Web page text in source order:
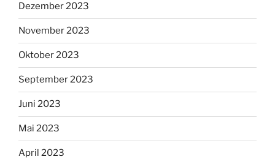
Dezember 2023
November 2023
Oktober 2023
September 2023
Juni 2023
Mai 2023
April 2023